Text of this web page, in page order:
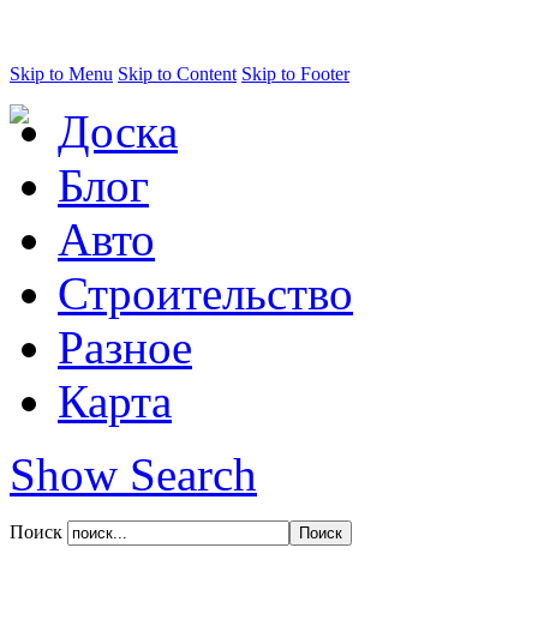
Skip to Menu Skip to Content Skip to Footer
Доска
Блог
Авто
Строительство
Разное
Карта
Show Search
Поиск